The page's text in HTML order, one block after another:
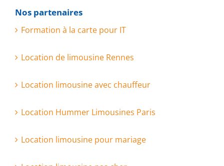
Nos partenaires
Formation à la carte pour IT
Location de limousine Rennes
Location limousine avec chauffeur
Location Hummer Limousines Paris
Location limousine pour mariage